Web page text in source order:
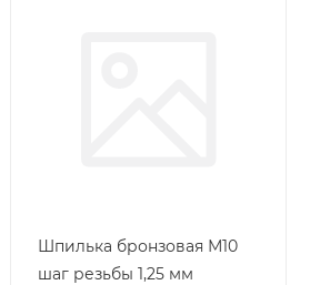
Шпилька бронзовая М10
шаг резьбы 1,25 мм